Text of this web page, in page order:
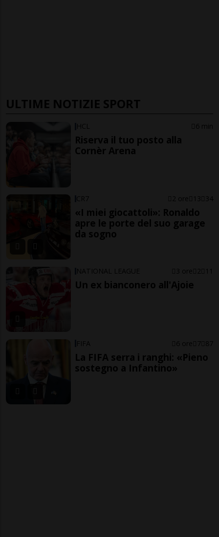
ULTIME NOTIZIE SPORT
HCL 6 min
Riserva il tuo posto alla
Cornèr Arena
CR7 2 ore 13 34
«I miei giocattoli»: Ronaldo
apre le porte del suo garage
da sogno
NATIONAL LEAGUE 3 ore 2 11
Un ex bianconero all'Ajoie
FIFA 6 ore 7 87
La FIFA serra i ranghi: «Pieno
sostegno a Infantino»